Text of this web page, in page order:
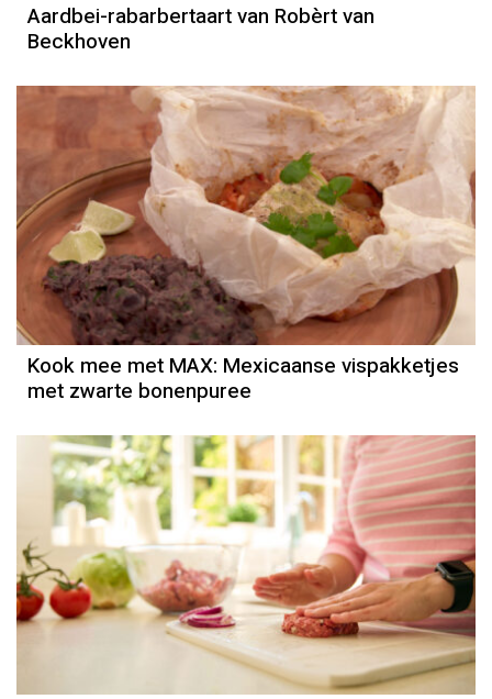
Aardbei-rabarbertaart van Robèrt van
Beckhoven
Kook mee met MAX: Mexicaanse vispakketjes
met zwarte bonenpuree